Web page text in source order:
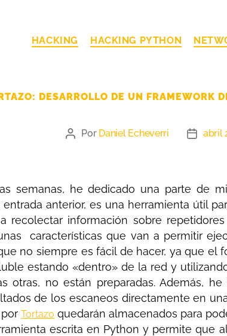
HACKING HACKING PYTHON
DESARROLLO DE UN FRAMEWORK
Por Daniel Echeverri abril
semanas, he dedicado una parte de
anterior, es una herramienta útil
recolectar información sobre
características que van a permitir
no siempre es fácil de hacer, ya que el
estando «dentro» de la red y
otras, no están preparadas. Además,
de los escaneos directamente en
porTortazo quedarán almacenados para
escrita en Python y permite que